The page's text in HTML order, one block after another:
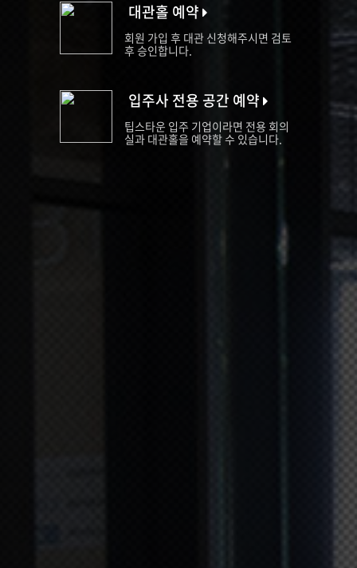
대관홀 예약
회원 가입 후 대관 신청해주시면 검토
후 승인합니다.
입주사 전용 공간 예약
팁스타운 입주 기업이라면 전용 회의
실과 대관홀을 예약할 수 있습니다.